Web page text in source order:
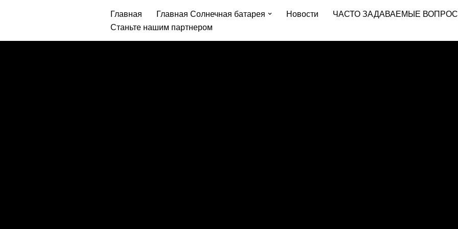
к
Главная Главная Солнечная батарея Новости ЧАСТО ЗАДАВАЕМЫЕ
Станьте нашим партнером